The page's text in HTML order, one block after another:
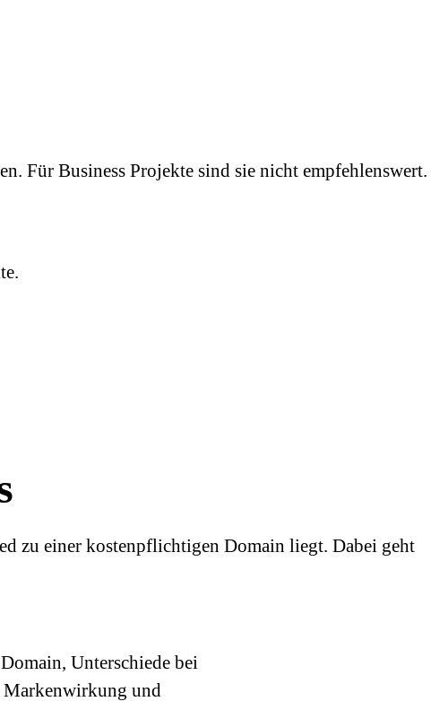
Für Business Projekte sind sie nicht empfehlenswert.
zu einer kostenpflichtigen Domain liegt. Dabei geht